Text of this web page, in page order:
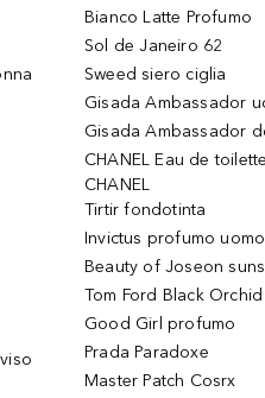
Bianco Latte Profumo
Sol de Janeiro 62
Sweed siero ciglia
Gisada Ambassador
Gisada Ambassador
CHANEL Eau de
CHANEL
Tirtir fondotinta
Invictus profumo uomo
Beauty of Joseon
Tom Ford Black Orchid
Good Girl profumo
Prada Paradoxe
Master Patch Cosrx